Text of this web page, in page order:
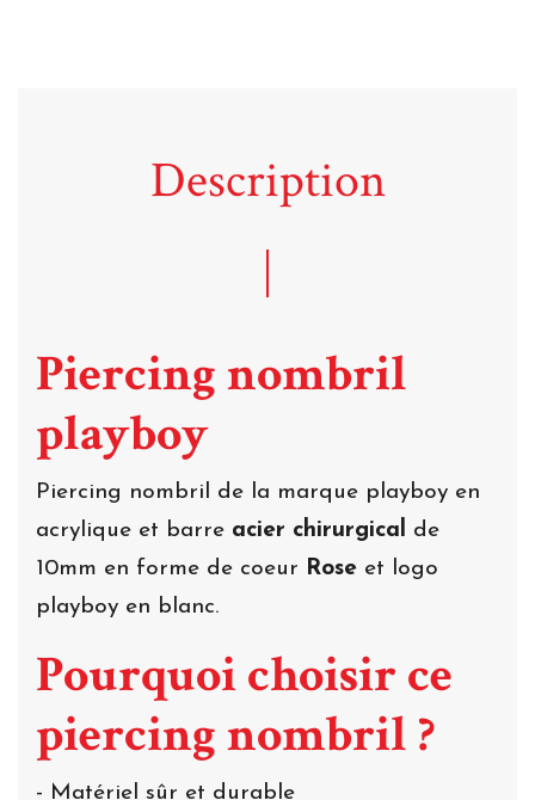
Description
Piercing nombril
playboy
Piercing nombril de la marque playboy en
acrylique et barre acier chirurgical
de
10mm en forme de coeur Rose et logo
playboy en blanc.
Pourquoi choisir ce
piercing nombril ?
- Matériel sûr et durable